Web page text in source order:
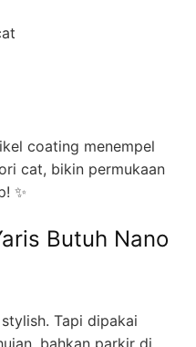
coating menempel
cat, bikin permukaan
✨
Butuh Nano
Tapi dipakai
bahkan parkir di